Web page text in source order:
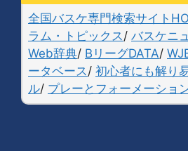
全国バスケ専門検索サイト
ラム・トピックス/ バスケニ
Web辞典/ BリーグDATA/
ータベース/ 初心者にも解り
ル/ プレーとフォーメーショ